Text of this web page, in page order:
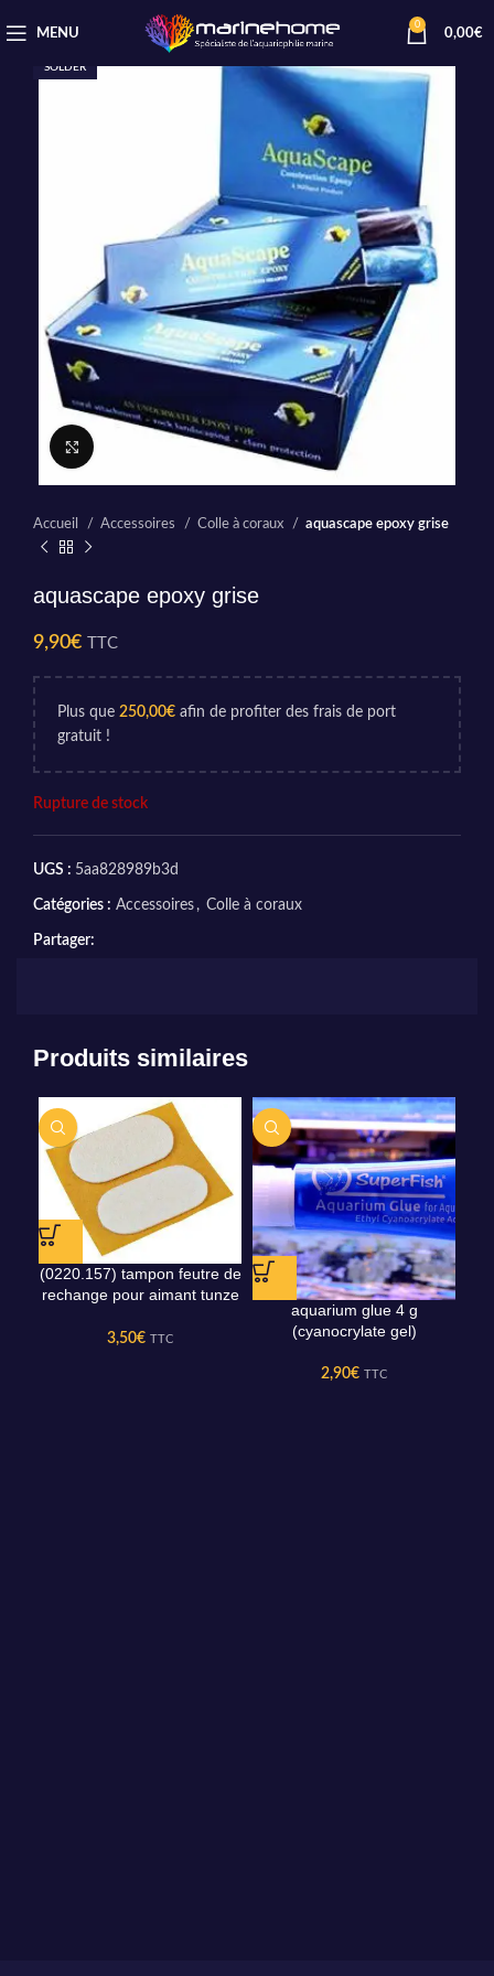
MENU
0
0,00€
SOLDER
Cliquez pour agrandir
Accueil Accessoires Colle à coraux aquascape epoxy grise
aquascape epoxy grise
9,90€ TTC
Plus que 250,00€ afin de profiter des frais de port
gratuit !
Rupture de stock
UGS : 5aa828989b3d
Catégories : Accessoires , Colle à coraux
Partager:
Produits similaires
(0220.157) tampon feutre de
rechange pour aimant tunze
3,50€ TTC
aquarium glue 4 g
(cyanocrylate gel)
2,90€ TTC